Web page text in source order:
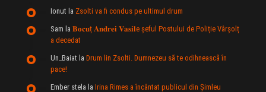
Ionut la Zsolti va fi condus pe ultimul drum
Sam la 𝐁𝐨𝐜𝐮ț 𝐀𝐧𝐝𝐫𝐞𝐢 𝐕𝐚𝐬𝐢𝐥e şeful Postului de Poliție Vârșolț
a decedat
Un_Baiat la Drum lin Zsolti. Dumnezeu sã te odihneascã în
pace!
Ember stela la Irina Rimes a încântat publicul din Şimleu